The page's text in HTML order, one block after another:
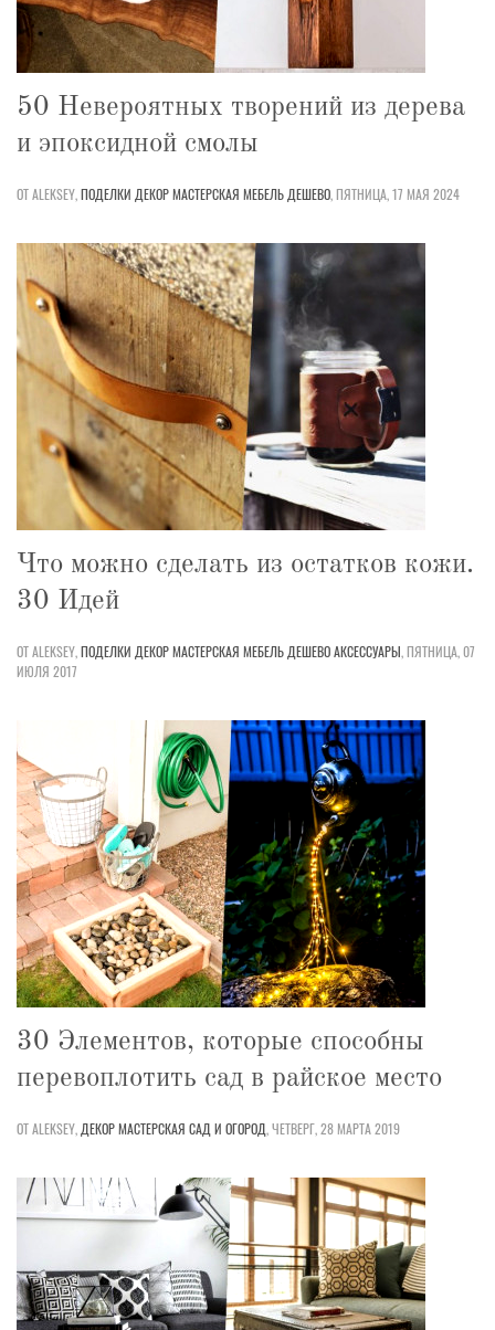
50 Невероятных творений из дерева
и эпоксидной смолы
ОТ ALEKSEY,ПОДЕЛКИ ДЕКОРМАСТЕРСКАЯ МЕБЕЛЬ ДЕШЕВО,ПЯТНИЦА, 17 МАЯ 2024
Что можно сделать из остатков кожи.
30 Идей
ОТ ALEKSEY,ПОДЕЛКИ ДЕКОРМАСТЕРСКАЯ МЕБЕЛЬ ДЕШЕВОАКСЕССУАРЫ,ПЯТНИЦА, 07
ИЮЛЯ 2017
30 Элементов, которые способны
перевоплотить сад в райское место
ОТ ALEKSEY, ДЕКОРМАСТЕРСКАЯ САД И ОГОРОД,ЧЕТВЕРГ, 28 МАРТА 2019